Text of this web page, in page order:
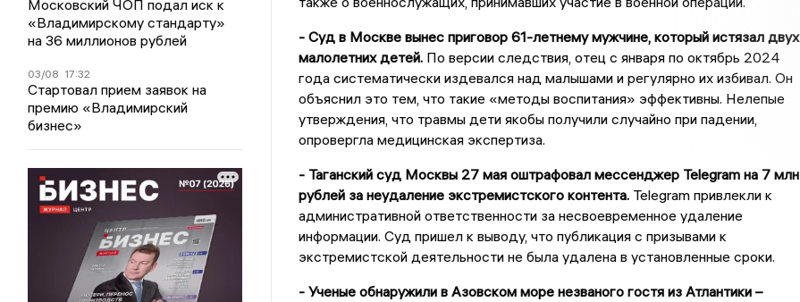
Московский ЧОП подал иск к
«Владимирскому стандарту»
на 36 миллионов рублей
03/08 17:32
Стартовал прием заявок на
премию «Владимирский
бизнес»
- Суд в Москве вынес приговор 61-летнему мужчине, который истязал двух
малолетних детей.По версии следствия, отец с января по октябрь 2024
года систематически издевался над малышами и регулярно их избивал. Он
объяснил это тем, что такие «методы воспитания» эффективны. Нелепые
утверждения, что травмы дети якобы получили случайно при падении,
опровергла медицинская экспертиза.
- Таганский суд Москвы 27 мая оштрафовал мессенджер Telegram на 7 млн
рублей за неудаление экстремистского контента.Telegram привлекли к
административной ответственности за несвоевременное удаление
информации. Суд пришел к выводу, что публикация с призывами к
экстремистской деятельности не была удалена в установленные сроки.
- Ученые обнаружили в Азовском море незваного гостя из Атлантики –